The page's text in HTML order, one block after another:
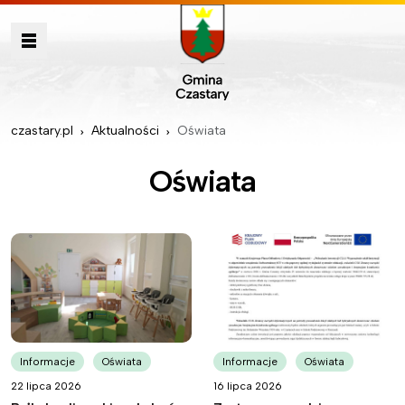
czastary.pl Aktualności Oświata
Oświata
Informacje
Oświata
22 lipca 2026
Informacje
Oświata
16 lipca 2026